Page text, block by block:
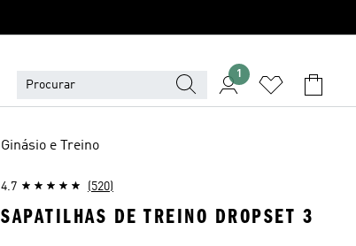
1
Ginásio e Treino
4.7 (520)
SAPATILHAS DE TREINO DROPSET 3